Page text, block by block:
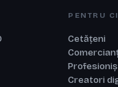
PENTRU
Cetățeni
Creatori